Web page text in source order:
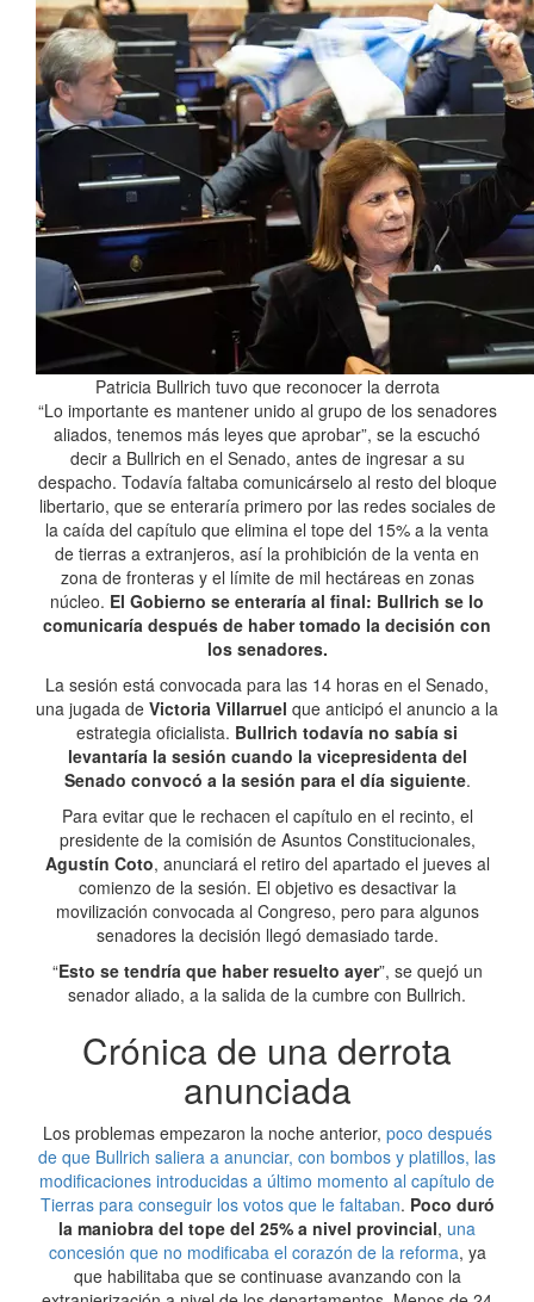
Patricia Bullrich tuvo que reconocer la derrota
“Lo importante es mantener unido al grupo de los senadores
aliados, tenemos más leyes que aprobar”, se la escuchó
decir a Bullrich en el Senado, antes de ingresar a su
despacho. Todavía faltaba comunicárselo al resto del bloque
libertario, que se enteraría primero por las redes sociales de
la caída del capítulo que elimina el tope del 15% a la venta
de tierras a extranjeros, así la prohibición de la venta en
zona de fronteras y el límite de mil hectáreas en zonas
núcleo. El Gobierno se enteraría al final: Bullrich se lo
comunicaría después de haber tomado la decisión con
los senadores.
La sesión está convocada para las 14 horas en el Senado,
una jugada de Victoria Villarruel que anticipó el anuncio a la
estrategia oficialista. Bullrich todavía no sabía si
levantaría la sesión cuando la vicepresidenta del
Senado convocó a la sesión para el día siguiente.
Para evitar que le rechacen el capítulo en el recinto, el
presidente de la comisión de Asuntos Constitucionales,
Agustín Coto, anunciará el retiro del apartado el jueves al
comienzo de la sesión. El objetivo es desactivar la
movilización convocada al Congreso, pero para algunos
senadores la decisión llegó demasiado tarde.
“Esto se tendría que haber resuelto ayer”, se quejó un
senador aliado, a la salida de la cumbre con Bullrich.
Crónica de una derrota
anunciada
Los problemas empezaron la noche anterior, poco después
de que Bullrich saliera a anunciar, con bombos y platillos, las
modificaciones introducidas a último momento al capítulo de
Tierras para conseguir los votos que le faltaban. Poco duró
la maniobra del tope del 25% a nivel provincial, una
concesión que no modificaba el corazón de la reforma, ya
que habilitaba que se continuase avanzando con la